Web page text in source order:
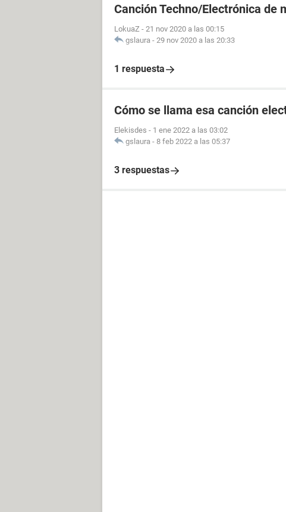
Canción Techno/Electrónica de
LokuaZ - 21 nov 2020 a las 00:15
gslaura - 29 nov 2020 a las 20:33
1 respuesta
Cómo se llama esa canción
Elekisdes - 1 ene 2022 a las 03:02
gslaura - 8 feb 2022 a las 05:37
3 respuestas